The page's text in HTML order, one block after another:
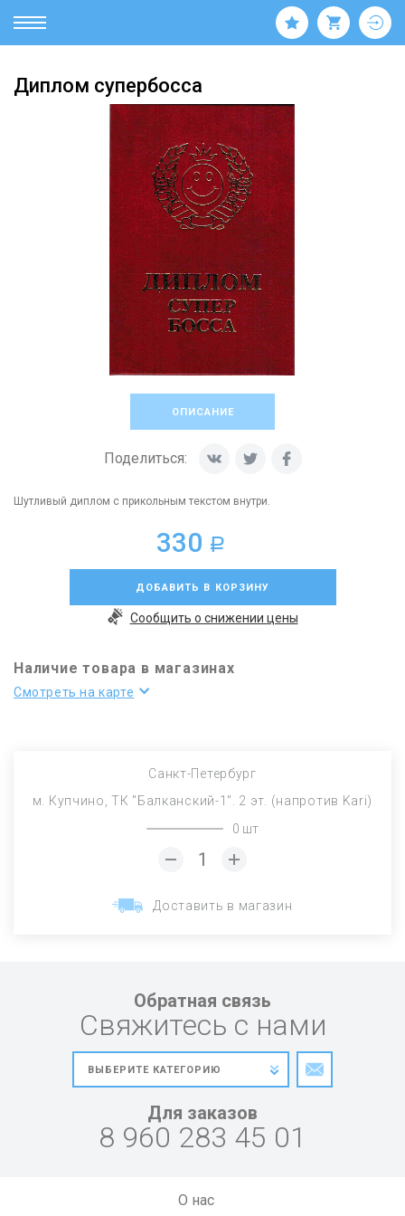
Диплом супербосса
ОПИСАНИЕ
Поделиться:
Шутливый диплом с прикольным текстом внутри.
330 a
ДОБАВИТЬ В КОРЗИНУ
Сообщить о снижении цены
Наличие товара в магазинах
Смотреть на карте
Санкт-Петербург
м. Купчино, ТК "Балканский-1". 2 эт. (напротив Kari)
0 шт
Доставить в магазин
Обратная связь
Свяжитесь с нами
Для заказов
8 960 283 45 01
О нас